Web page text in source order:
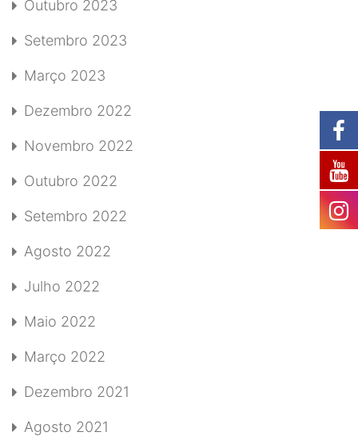
Outubro 2023
Setembro 2023
Março 2023
Dezembro 2022
Novembro 2022
Outubro 2022
Setembro 2022
Agosto 2022
Julho 2022
Maio 2022
Março 2022
Dezembro 2021
Agosto 2021